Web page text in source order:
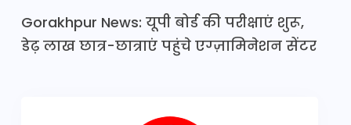
Gorakhpur News: यूपी बोर्ड की परीक्षाएं शुरू,
डेढ़ लाख छात्र-छात्राएं पहुंचे एग्ज़ामिनेशन सेंटर